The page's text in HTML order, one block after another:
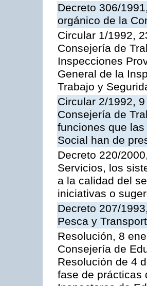
Decreto 306/
orgánico de la
Circular 1/1992,
Consejería de
Inspecciones
General de la
Trabajo y
Circular 2/1992,
Consejería de
funciones que
Social han de
Decreto 220/
Servicios, los
a la calidad del
iniciativas o
Decreto 207/
Pesca y
Resolución, 8
Consejería de
Resolución de 4
fase de prácticas